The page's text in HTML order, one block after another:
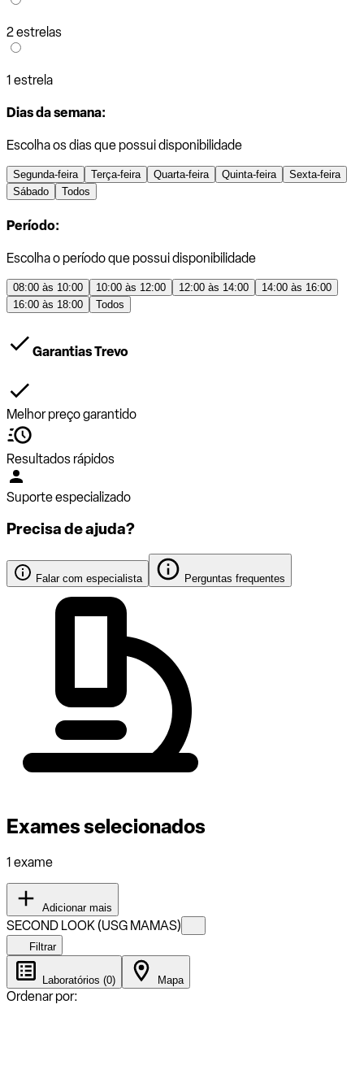
2 estrelas
1 estrela
Dias da semana:
Escolha os dias que possui disponibilidade
Segunda-feira Terça-feira Quarta-feira Quinta-feira
Sexta-feira
Sábado
Todos
Período:
Escolha o período que possui disponibilidade
08:00 às 10:00 10:00 às 12:00 12:00 às 14:00
14:00 às 16:00
16:00 às 18:00
Todos
Garantias Trevo
Melhor preço garantido
Resultados rápidos
Suporte especializado
Precisa de ajuda?
Falar com especialista Perguntas frequentes
Exames selecionados
1 exame
Adicionar mais
SECOND LOOK (USG MAMAS)
Filtrar
Laboratórios (0) Mapa
Ordenar por: